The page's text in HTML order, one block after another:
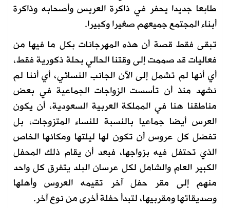
طابعا جديدا يحفر في ذاكرة العريس وأصحابه وذاكرة
أبناء المجتمع جميعهم صغيرا وكبيرا.
تبقى فقط قصة أن هذه المهرجانات بكل ما فيها من
فعاليات قد صممت إلى وقتنا الحالي بحلة ذكورية فقط،
أي أنها لم تشمل إلى الآن الجانب النسائي، أي أننا لم
نشهد منذ أن تأسست الزواجات الجماعية في بعض
مناطقنا هنا في المملكة العربية السعودية، أن يكون
العرس أيضا جماعيا بالنسبة للنساء المتزوجات، بل
تفضل كل عروس أن تكون لها ليلتها ومكانها الخاص
الذي تحتفل فيه بزواجها، فبعد أن يقام ذلك المحفل
الكبير العام والشامل لكل عرسان البلد يتفرق كل واحد
منهم إلى مقر حفل آخر تقيمه العروس وأهلها
وصديقاتها ومقربيها، لتبدأ حفلة أخرى من نوع آخر.